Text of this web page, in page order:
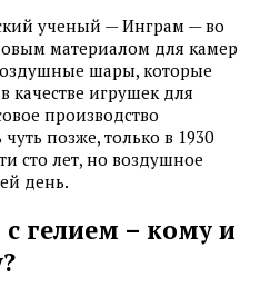
ученый — Инграм — во
материалом для камер
шары, которые
качестве игрушек для
производство
позже, только в 1930
сто лет, но воздушное
день.
гелием – кому и